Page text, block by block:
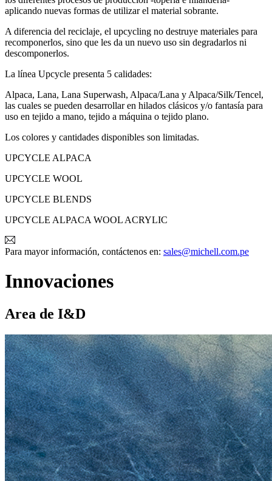
aplicando nuevas formas de utilizar el material sobrante.
A diferencia del reciclaje, el upcycling no destruye materiales para
recomponerlos, sino que les da un nuevo uso sin degradarlos ni
descomponerlos.
La línea Upcycle presenta 5 calidades:
Alpaca, Lana, Lana Superwash, Alpaca/Lana y Alpaca/Silk/Tencel,
las cuales se pueden desarrollar en hilados clásicos y/o fantasía para
uso en tejido a mano, tejido a máquina o tejido plano.
Los colores y cantidades disponibles son limitadas.
UPCYCLE ALPACA
UPCYCLE WOOL
UPCYCLE BLENDS
UPCYCLE ALPACA WOOL ACRYLIC
Para mayor información, contáctenos en: sales@michell.com.pe
Innovaciones
Area de I&D